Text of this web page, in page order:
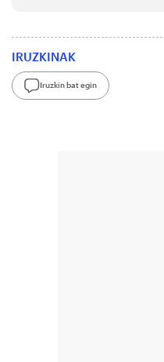
IRUZKINAK
Iruzkin bat egin